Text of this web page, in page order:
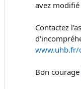
avez
Contactez
www.uhb.fr/
Bon courage